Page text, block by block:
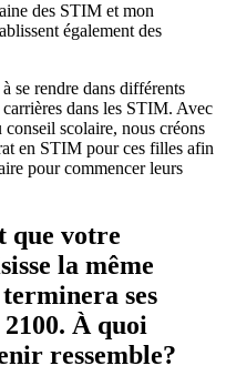
des STIM et mon
également des
se rendre dans différents
dans les STIM. Avec
conseil scolaire, nous créons
en STIM pour ces filles afin
pour commencer leurs
que votre
la même
ses
À quoi
ressemble?